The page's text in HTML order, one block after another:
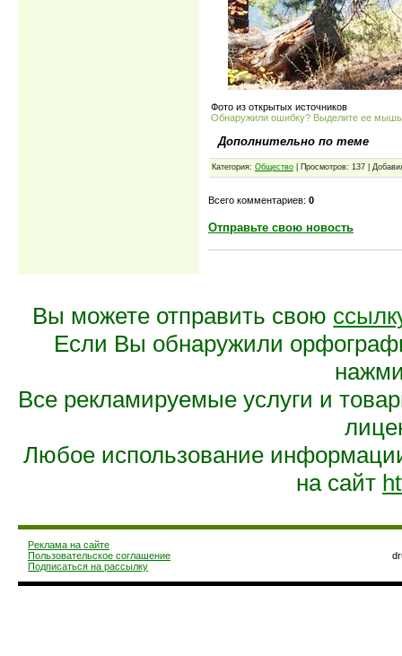
Фото из открытых источников
Обнаружили ошибку? Выделите ее
Дополнительно по теме
Категория: Общество | Просмотров: 137 |
Всего комментариев: 0
Отправьте свою новость
Вы можете отправить свою
Если Вы обнаружили
Все рекламируемые услуги и
Любое использование
на сайт
Реклама на сайте
Пользовательское соглашение
Подписаться на рассылку